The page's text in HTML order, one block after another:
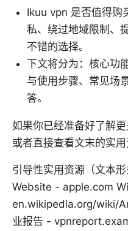
Ikuu vpn 是否值得购
私、绕过地域限制、
不错的选择。
下文将分为：核心功
与使用步骤、常见场
答。
如果你已经准备好了解更
或者直接查看文末的实用
引导性实用资源（文本
Website - apple.com
en.wikipedia.org/wiki/
业报告 -